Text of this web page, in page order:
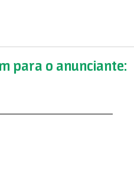
para o anunciante: